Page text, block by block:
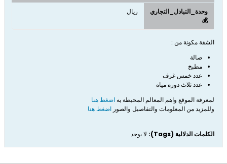
وحدة_التبادل_التجاري
💰
ريال
الشقة مكونة من :
صالة
مطبخ
عدد خمس غرف
عدد ثلاث دورة مياه
لمعرفة الموقع واهم المعالم المحيطة بهاضغط هنا
وللمزيد من المعلومات والتفاصيل والصور اضغط هنا
الكلمات الدلالية (Tags): لا يوجد